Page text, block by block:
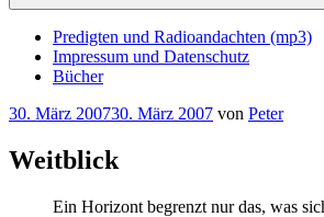
Predigten und Radioandachten (mp3)
Impressum und Datenschutz
Bücher
Veröffentlicht
30. März 200730. März 2007 von Peter
Weitblick
Ein Horizont begrenzt nur das, was